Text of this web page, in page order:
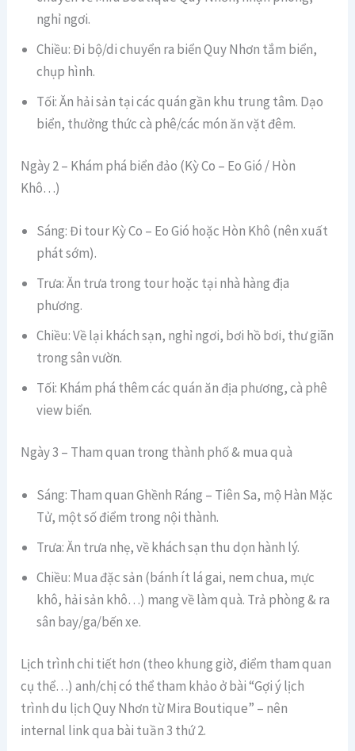
nghỉ ngơi.
Chiều: Đi bộ/di chuyển ra biển Quy Nhơn tắm biển,
chụp hình.
Tối: Ăn hải sản tại các quán gần khu trung tâm. Dạo
biển, thưởng thức cà phê/các món ăn vặt đêm.
Ngày 2 – Khám phá biển đảo (Kỳ Co – Eo Gió / Hòn
Khô…)
Sáng: Đi tour Kỳ Co – Eo Gió hoặc Hòn Khô (nên xuất
phát sớm).
Trưa: Ăn trưa trong tour hoặc tại nhà hàng địa
phương.
Chiều: Về lại khách sạn, nghỉ ngơi, bơi hồ bơi, thư giãn
trong sân vườn.
Tối: Khám phá thêm các quán ăn địa phương, cà phê
view biển.
Ngày 3 – Tham quan trong thành phố & mua quà
Sáng: Tham quan Ghềnh Ráng – Tiên Sa, mộ Hàn Mặc
Tử, một số điểm trong nội thành.
Trưa: Ăn trưa nhẹ, về khách sạn thu dọn hành lý.
Chiều: Mua đặc sản (bánh ít lá gai, nem chua, mực
khô, hải sản khô…) mang về làm quà. Trả phòng & ra
sân bay/ga/bến xe.
Lịch trình chi tiết hơn (theo khung giờ, điểm tham quan
cụ thể…) anh/chị có thể tham khảo ở bài “Gợi ý lịch
trình du lịch Quy Nhơn từ Mira Boutique” – nên
internal link qua bài tuần 3 thứ 2.